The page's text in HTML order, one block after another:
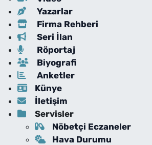
Yazarlar
Firma Rehberi
Seri İlan
Röportaj
Biyografi
Anketler
Künye
İletişim
Servisler
Nöbetçi Eczaneler
Hava Durumu